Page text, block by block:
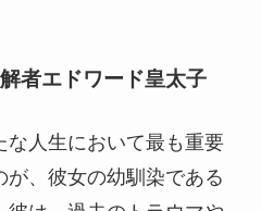
者エドワード皇太子
な人生において最も重要
、彼女の幼馴染である